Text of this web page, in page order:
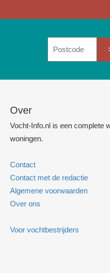
Over
Vocht-Info.nl is een complete
woningen.
Contact
Contact met de redactie
Algemene voorwaarden
Over ons
Voor vochtbestrijders